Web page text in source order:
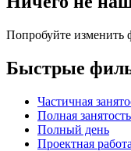
Попробуйте изменить
Быстрые
Частичная
Полная занятость
Полный день
Проектная работа